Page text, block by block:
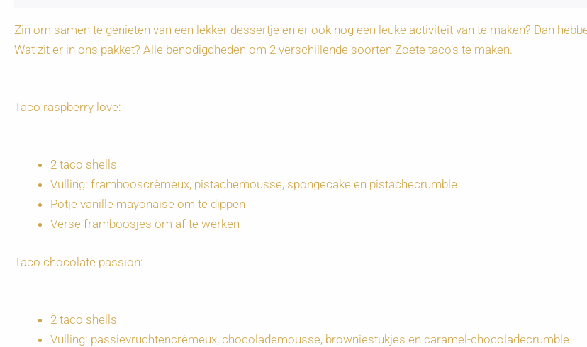
Zin om samen te genieten van een lekker dessertje en er ook nog een leuke activiteit van te maken? Dan
Wat zit er in ons pakket? Alle benodigdheden om 2 verschillende soorten Zoete taco’s te maken.
Taco raspberry love:
2 taco shells
Vulling: frambooscrèmeux, pistachemousse, spongecake en pistachecrumble
Potje vanille mayonaise om te dippen
Verse framboosjes om af te werken
Taco chocolate passion:
2 taco shells
Vulling: passievruchtencrèmeux, chocolademousse, browniestukjes en caramel-chocoladecrumble